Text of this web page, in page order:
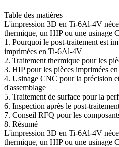
Table des matières
L'impression 3D en Ti-6Al-4V
thermique, un HIP ou une usinage
1. Pourquoi le post-traitement est
imprimées en Ti-6Al-4V
2. Traitement thermique pour les
3. HIP pour les pièces imprimées
4. Usinage CNC pour la précision
d'assemblage
5. Traitement de surface pour la
6. Inspection après le post-
7. Conseil RFQ pour les
8. Résumé
L'impression 3D en Ti-6Al-4V
thermique, un HIP ou une usinage